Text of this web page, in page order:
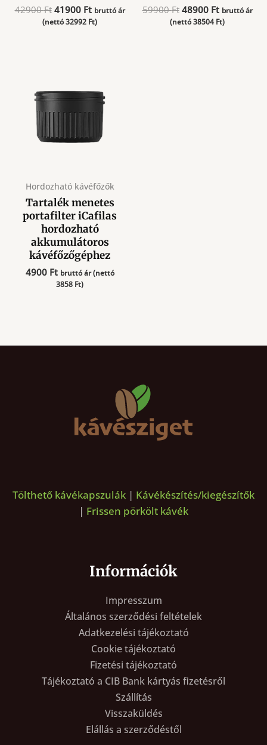
42900Ft Original
price
41900 FtCurrent
price
bruttó ár
(nettó32992 Ft)
59900Ft Original
price
48900 FtCurrent
price
bruttó ár
(nettó38504Ft)
Hordozható kávéfőzők
Tartalék menetes
portafilter iCafilas
hordozható
akkumulátoros
kávéfőzőgéphez
4900 Ft bruttó ár (nettó
3858 Ft)
Tölthető kávékapszulák | Kávékészítés/kiegészítők
| Frissen pörkölt kávék
Információk
Impresszum
Általános szerződési feltételek
Adatkezelési tájékoztató
Cookie tájékoztató
Fizetési tájékoztató
Tájékoztató a CIB Bank kártyás fizetésről
Szállítás
Visszaküldés
Elállás a szerződéstől